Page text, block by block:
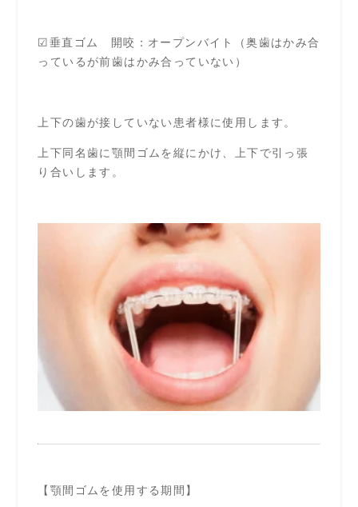
☑垂直ゴム 開咬：オープンバイト（奥歯はかみ合
っているが前歯はかみ合っていない）
上下の歯が接していない患者様に使用します。
上下同名歯に顎間ゴムを縦にかけ、上下で引っ張
り合いします。
【顎間ゴムを使用する期間】